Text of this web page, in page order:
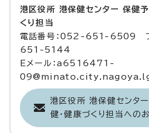
港区役所 港保健センター 保健
くり担当
電話番号：052-651-6509 フ
651-5144
Eメール：a6516471-
港区役所 港保健センタ
健・健康づくり担当への